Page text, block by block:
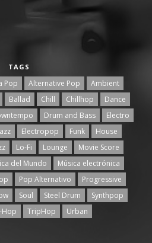
TAGS
Pop Alternative Pop
Ambient
Ballad Chill Chillhop
Dance
Drum and Bass
Electro
Electropop Funk
House
Lo-Fi Lounge
Movie Score
del Mundo
Música electrónica
Pop Alternativo
Progressive
Soul Steel Drum
Synthpop
TripHop Urban